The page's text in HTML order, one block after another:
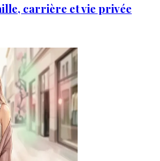
carrière et vie privée